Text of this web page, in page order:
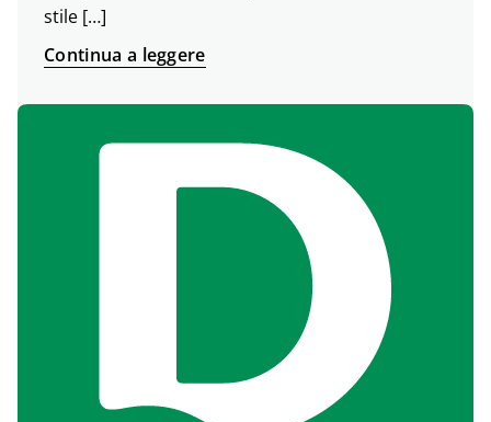
stile […]
Continua a leggere